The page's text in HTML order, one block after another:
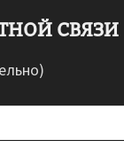
СВЯЗИ